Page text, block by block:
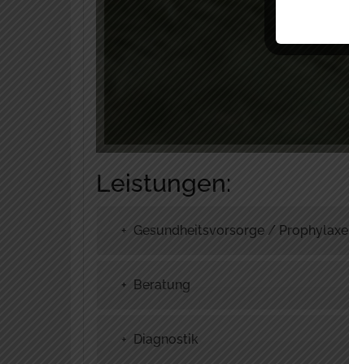
Leistungen:
+ Gesundheitsvorsorge / Prophylaxe
+ Beratung
+ Diagnostik